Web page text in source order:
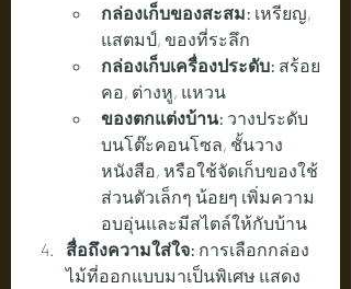
กล่องเก็บของสะสม: เหรียญ,
แสตมป์, ของที่ระลึก
กล่องเก็บเครื่องประดับ: สร้อย
คอ, ต่างหู, แหวน
ของตกแต่งบ้าน: วางประดับ
บนโต๊ะคอนโซล, ชั้นวาง
หนังสือ, หรือใช้จัดเก็บของใช้
ส่วนตัวเล็กๆ น้อยๆ เพิ่มความ
อบอุ่นและมีสไตล์ให้กับบ้าน
สื่อถึงความใส่ใจ: การเลือกกล่อง
ไม้ที่ออกแบบมาเป็นพิเศษ แสดง